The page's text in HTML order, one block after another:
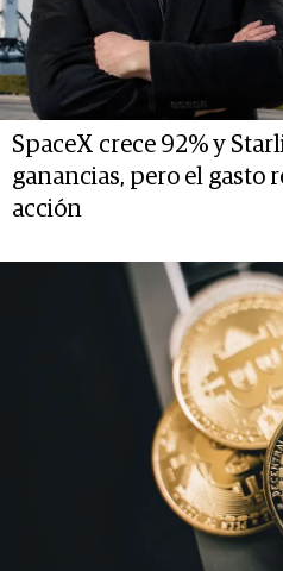
SpaceX crece 92% y
ganancias, pero el gasto
acción